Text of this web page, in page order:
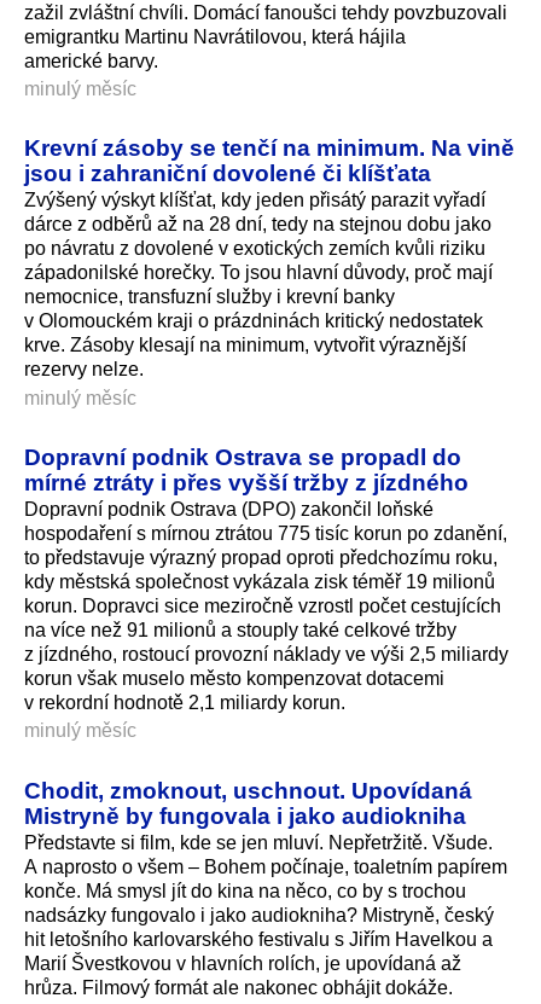
zažil zvláštní chvíli. Domácí fanoušci tehdy povzbuzovali
emigrantku Martinu Navrátilovou, která hájila
americké barvy.
minulý měsíc
Krevní zásoby se tenčí na minimum. Na vině
jsou i zahraniční dovolené či klíšťata
Zvýšený výskyt klíšťat, kdy jeden přisátý parazit vyřadí
dárce z odběrů až na 28 dní, tedy na stejnou dobu jako
po návratu z dovolené v exotických zemích kvůli riziku
západonilské horečky. To jsou hlavní důvody, proč mají
nemocnice, transfuzní služby i krevní banky
v Olomouckém kraji o prázdninách kritický nedostatek
krve. Zásoby klesají na minimum, vytvořit výraznější
rezervy nelze.
minulý měsíc
Dopravní podnik Ostrava se propadl do
mírné ztráty i přes vyšší tržby z jízdného
Dopravní podnik Ostrava (DPO) zakončil loňské
hospodaření s mírnou ztrátou 775 tisíc korun po zdanění,
to představuje výrazný propad oproti předchozímu roku,
kdy městská společnost vykázala zisk téměř 19 milionů
korun. Dopravci sice meziročně vzrostl počet cestujících
na více než 91 milionů a stouply také celkové tržby
z jízdného, rostoucí provozní náklady ve výši 2,5 miliardy
korun však muselo město kompenzovat dotacemi
v rekordní hodnotě 2,1 miliardy korun.
minulý měsíc
Chodit, zmoknout, uschnout. Upovídaná
Mistryně by fungovala i jako audiokniha
Představte si film, kde se jen mluví. Nepřetržitě. Všude.
A naprosto o všem – Bohem počínaje, toaletním papírem
konče. Má smysl jít do kina na něco, co by s trochou
nadsázky fungovalo i jako audiokniha? Mistryně, český
hit letošního karlovarského festivalu s Jiřím Havelkou a
Marií Švestkovou v hlavních rolích, je upovídaná až
hrůza. Filmový formát ale nakonec obhájit dokáže.